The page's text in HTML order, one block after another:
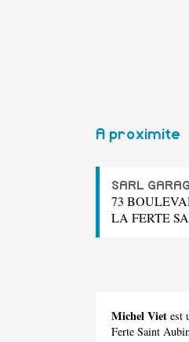
A proximite
SARL
73
LA FERTE
Michel Viet est
Ferte Saint